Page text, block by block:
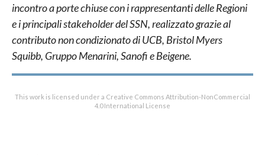
incontro a porte chiuse con i rappresentanti delle Regioni
e i principali stakeholder del SSN, realizzato grazie al
contributo non condizionato di UCB, Bristol Myers
Squibb, Gruppo Menarini, Sanofi e Beigene.
This work is licensed under a Creative Commons Attribution-NonCommercial
4.0 International License